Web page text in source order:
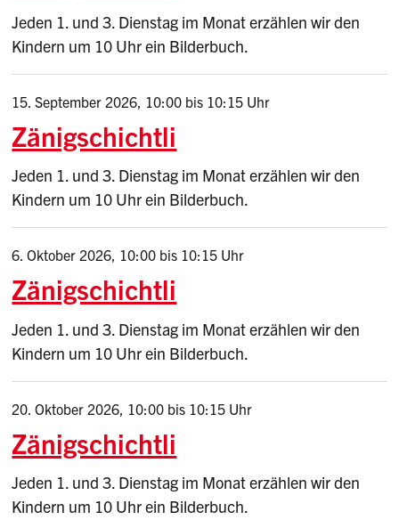
Jeden 1. und 3. Dienstag im Monat erzählen wir den
Kindern um 10 Uhr ein Bilderbuch.
Zänigschichtli
15. September 2026 10:00 bis 10:15 Uhr
Jeden 1. und 3. Dienstag im Monat erzählen wir den
Kindern um 10 Uhr ein Bilderbuch.
Zänigschichtli
6. Oktober 2026, 10:00 bis 10:15 Uhr
Jeden 1. und 3. Dienstag im Monat erzählen wir den
Kindern um 10 Uhr ein Bilderbuch.
Zänigschichtli
20. Oktober 2026 10:00 bis 10:15 Uhr
Jeden 1. und 3. Dienstag im Monat erzählen wir den
Kindern um 10 Uhr ein Bilderbuch.